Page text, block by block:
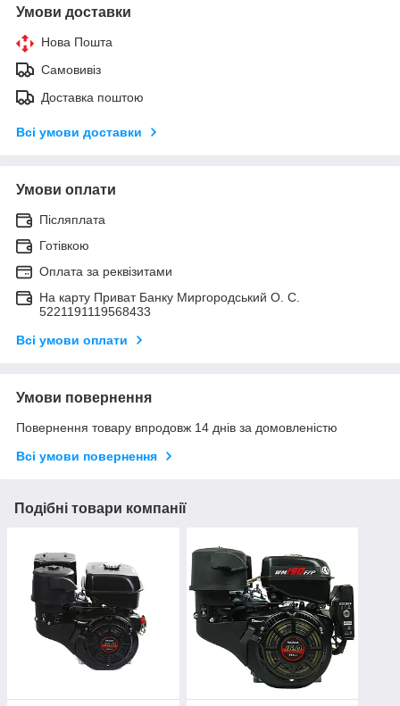
Умови доставки
Нова Пошта
Самовивіз
Доставка поштою
Всі умови доставки
Умови оплати
Післяплата
Готівкою
Оплата за реквізитами
На карту Приват Банку Миргородський О. С.
5221191119568433
Всі умови оплати
Умови повернення
Повернення товару впродовж 14 днів за домовленістю
Всі умови повернення
Подібні товари компанії